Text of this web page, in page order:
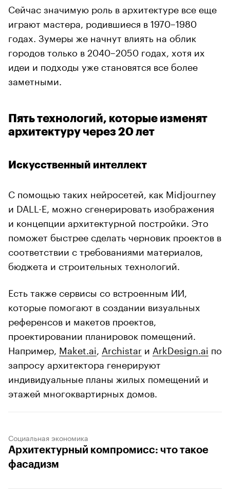
Сейчас значимую роль в архитектуре все еще
играют мастера, родившиеся в 1970–1980
годах. Зумеры же начнут влиять на облик
городов только в 2040–2050 годах, хотя их
идеи и подходы уже становятся все более
заметными.
Пять технологий, которые изменят
архитектуру через 20 лет
Искусственный интеллект
С помощью таких нейросетей, как Midjourney
и DALL-E, можно сгенерировать изображения
и концепции архитектурной постройки. Это
поможет быстрее сделать черновик проектов в
соответствии с требованиями материалов,
бюджета и строительных технологий.
Есть также сервисы со встроенным ИИ,
которые помогают в создании визуальных
референсов и макетов проектов,
проектировании планировок помещений.
Например, Maket.ai Archistar и ArkDesign.ai по
запросу архитектора генерируют
индивидуальные планы жилых помещений и
этажей многоквартирных домов.
Социальная экономика
Архитектурный компромисс: что такое
фасадизм